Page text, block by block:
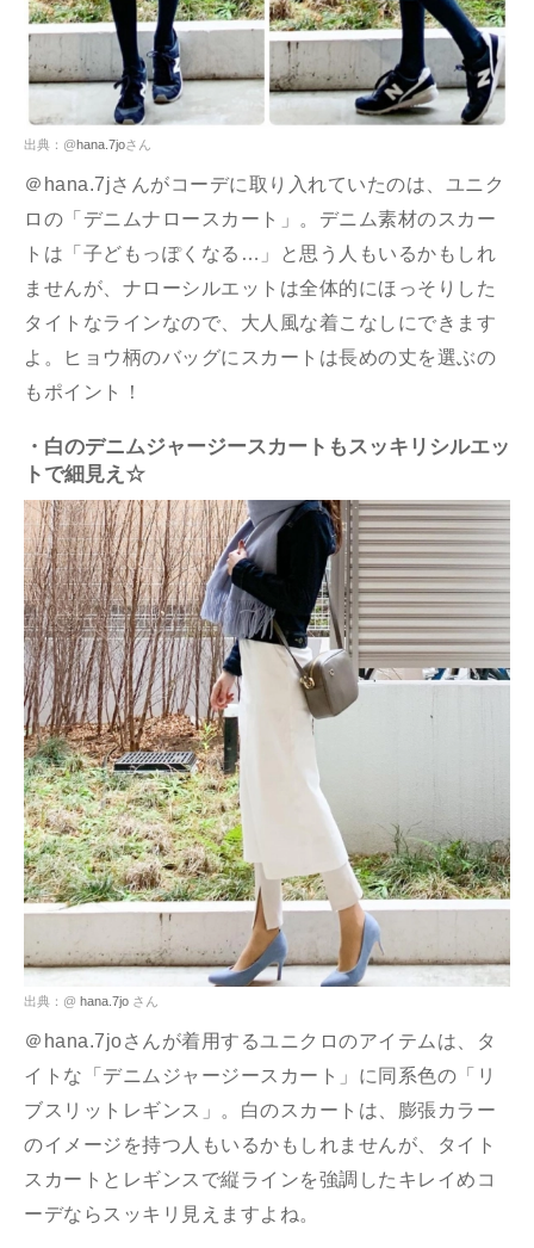
出典：@hana.7joさん
＠hana.7jさんがコーデに取り入れていたのは、ユニク
ロの「デニムナロースカート」。デニム素材のスカー
トは「子どもっぽくなる…」と思う人もいるかもしれ
ませんが、ナローシルエットは全体的にほっそりした
タイトなラインなので、大人風な着こなしにできます
よ。ヒョウ柄のバッグにスカートは長めの丈を選ぶの
もポイント！
・白のデニムジャージースカートもスッキリシルエッ
トで細見え☆
出典：@ hana.7jo さん
＠hana.7joさんが着用するユニクロのアイテムは、タ
イトな「デニムジャージースカート」に同系色の「リ
ブスリットレギンス」。白のスカートは、膨張カラー
のイメージを持つ人もいるかもしれませんが、タイト
スカートとレギンスで縦ラインを強調したキレイめコ
ーデならスッキリ見えますよね。